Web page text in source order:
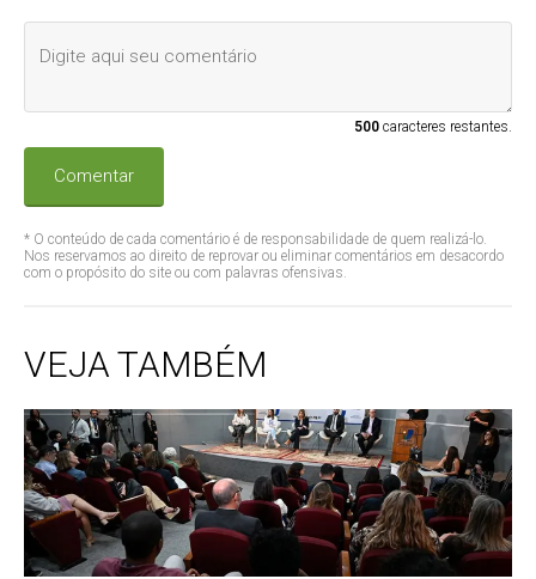
500caracteres restantes.
Comentar
* O conteúdo de cada comentário é de responsabilidade de quem realizá-lo.
Nos reservamos ao direito de reprovar ou eliminar comentários em desacordo
com o propósito do site ou com palavras ofensivas.
VEJA TAMBÉM